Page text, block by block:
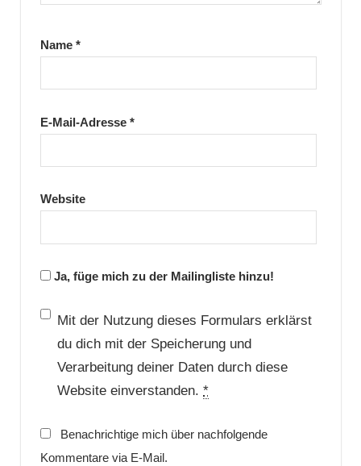
Name *
E-Mail-Adresse *
Website
Ja, füge mich zu der Mailingliste hinzu!
Mit der Nutzung dieses Formulars erklärst
du dich mit der Speicherung und
Verarbeitung deiner Daten durch diese
Website einverstanden. *
Benachrichtige mich über nachfolgende
Kommentare via E-Mail.